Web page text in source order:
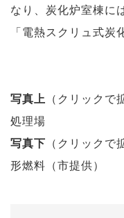
なり、炭化炉室棟に
「電熱スクリュ式炭
写真上 （クリック
処理場
写真下 （クリック
形燃料（市提供）